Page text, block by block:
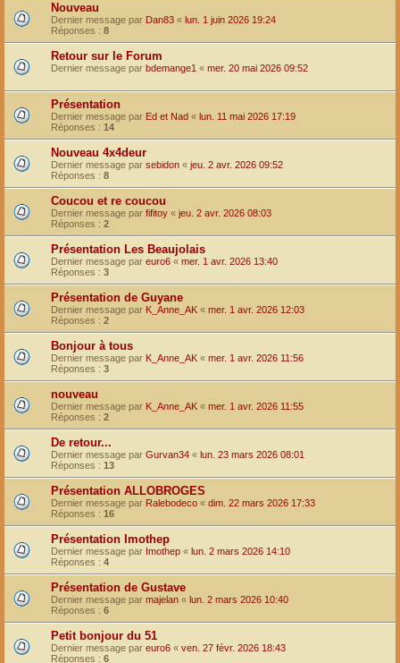
Nouveau
Dernier message par Dan83 « lun. 1 juin 2026 19:24
Réponses : 8
Retour sur le Forum
Dernier message par bdemange1 « mer. 20 mai 2026 09:52
Présentation
Dernier message par Ed et Nad « lun. 11 mai 2026 17:19
Réponses : 14
Nouveau 4x4deur
Dernier message par sebidon « jeu. 2 avr. 2026 09:52
Réponses : 8
Coucou et re coucou
Dernier message par fifitoy « jeu. 2 avr. 2026 08:03
Réponses : 2
Présentation Les Beaujolais
Dernier message par euro6 « mer. 1 avr. 2026 13:40
Réponses : 3
Présentation de Guyane
Dernier message par K_Anne_AK « mer. 1 avr. 2026 12:03
Réponses : 2
Bonjour à tous
Dernier message par K_Anne_AK « mer. 1 avr. 2026 11:56
Réponses : 3
nouveau
Dernier message par K_Anne_AK « mer. 1 avr. 2026 11:55
Réponses : 2
De retour...
Dernier message par Gurvan34 « lun. 23 mars 2026 08:01
Réponses : 13
Présentation ALLOBROGES
Dernier message par Ralebodeco « dim. 22 mars 2026 17:33
Réponses : 16
Présentation Imothep
Dernier message par Imothep « lun. 2 mars 2026 14:10
Réponses : 4
Présentation de Gustave
Dernier message par majelan « lun. 2 mars 2026 10:40
Réponses : 6
Petit bonjour du 51
Dernier message par euro6 « ven. 27 févr. 2026 18:43
Réponses : 6